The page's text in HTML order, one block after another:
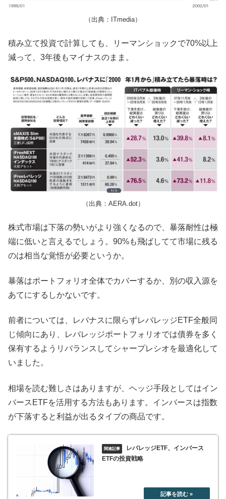
（出典：ITmedia）
積み立て投資で計算しても、リーマンショックで70%以上
減って、3年後もマイナスのまま。
（出典：AERA.dot）
株式市場は下落の勢いがより強くなるので、暴落耐性は極
端に低いと言えるでしょう。90%も飛ばしてて市場に残る
のは相当な覚悟が必要というか。
暴落はポートフォリオ全体でカバーするか、別の収入源を
あてにするしかないです。
前者については、レバナスに限らずレバレッジETF全般同
じ傾向にあり、レバレッジポートフォリオでは債券を多く
保有するようリバランスしてシャープレシオを最適化して
いました。
相場を読む難しさはありますが、ヘッジ手段としてはイン
バースETFを活用する方法もあります。インバースは指数
が下落すると利益が出るタイプの商品です。
レバレッジETF、インバース
ETFの投資戦略